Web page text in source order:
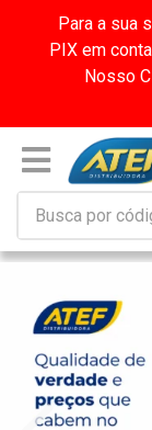
Para a sua
PIX em
Nosso